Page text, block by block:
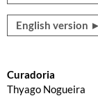
English version ►
Curadoria
Thyago Nogueira